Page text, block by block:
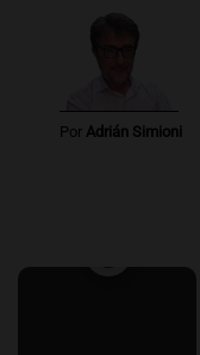
Por Adrián Simioni